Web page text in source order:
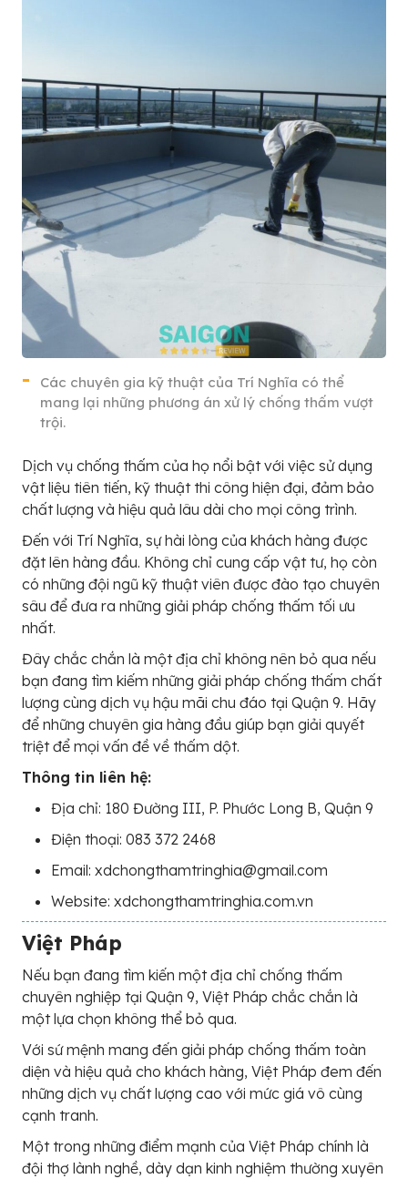
Các chuyên gia kỹ thuật của Trí Nghĩa có thể
mang lại những phương án xử lý chống thấm vượt
trội.
Dịch vụ chống thấm của họ nổi bật với việc sử dụng
vật liệu tiên tiến, kỹ thuật thi công hiện đại, đảm bảo
chất lượng và hiệu quả lâu dài cho mọi công trình.
Đến với Trí Nghĩa, sự hài lòng của khách hàng được
đặt lên hàng đầu. Không chỉ cung cấp vật tư, họ còn
có những đội ngũ kỹ thuật viên được đào tạo chuyên
sâu để đưa ra những giải pháp chống thấm tối ưu
nhất.
Đây chắc chắn là một địa chỉ không nên bỏ qua nếu
bạn đang tìm kiếm những giải pháp chống thấm chất
lượng cùng dịch vụ hậu mãi chu đáo tại Quận 9. Hãy
để những chuyên gia hàng đầu giúp bạn giải quyết
triệt để mọi vấn đề về thấm dột.
Thông tin liên hệ:
Địa chỉ: 180 Đường III, P. Phước Long B, Quận 9
Điện thoại: 083 372 2468
Email: xdchongthamtringhia@gmail.com
Website: xdchongthamtringhia.com.vn
Việt Pháp
Nếu bạn đang tìm kiến một địa chỉ chống thấm
chuyên nghiệp tại Quận 9, Việt Pháp chắc chắn là
một lựa chọn không thể bỏ qua.
Với sứ mệnh mang đến giải pháp chống thấm toàn
diện và hiệu quả cho khách hàng, Việt Pháp đem đến
những dịch vụ chất lượng cao với mức giá vô cùng
cạnh tranh.
Một trong những điểm mạnh của Việt Pháp chính là
đội thợ lành nghề, dày dạn kinh nghiệm thường xuyên